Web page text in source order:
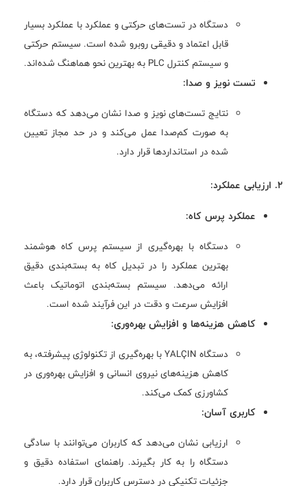
دستگاه در تست‌های حرکتی و عملکرد با عملکرد بسیار
قابل اعتماد و دقیقی روبرو شده است. سیستم حرکتی
و سیستم کنترل PLC به بهترین نحو هماهنگ شده‌اند.
تست نویز و صدا:
نتایج تست‌های نویز و صدا نشان می‌دهد که دستگاه
به صورت کم‌صدا عمل می‌کند و در حد مجاز تعیین
شده در استانداردها قرار دارد.
2. ارزیابی عملکرد:
عملکرد پرس کاه:
دستگاه با بهره‌گیری از سیستم پرس کاه هوشمند
بهترین عملکرد را در تبدیل کاه به بسته‌بندی دقیق
ارائه می‌دهد. سیستم بسته‌بندی اتوماتیک باعث
افزایش سرعت و دقت در این فرآیند شده است.
کاهش هزینه‌ها و افزایش بهره‌وری:
دستگاه YALÇIN با بهره‌گیری از تکنولوژی پیشرفته، به
کاهش هزینه‌های نیروی انسانی و افزایش بهره‌وری در
کشاورزی کمک می‌کند.
کاربری آسان:
ارزیابی نشان می‌دهد که کاربران می‌توانند با سادگی
دستگاه را به کار بگیرند. راهنمای استفاده دقیق و
جزئیات تکنیکی در دسترس کاربران قرار دارد.